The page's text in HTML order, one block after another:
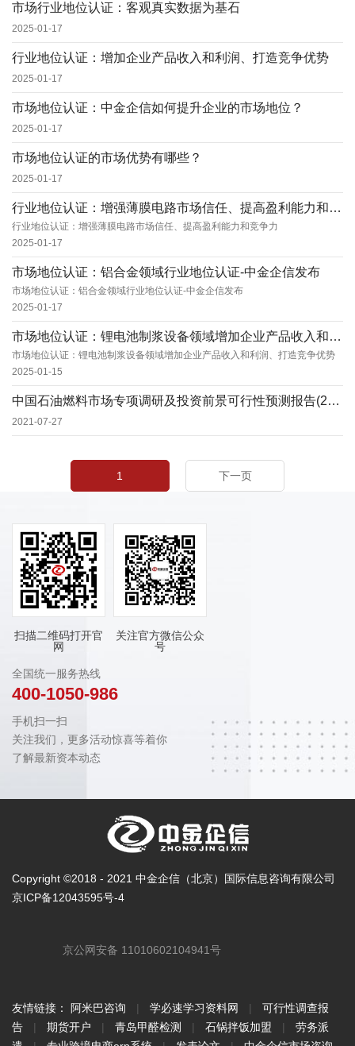
市场行业地位认证：客观真实数据为基石
2025-01-17
行业地位认证：增加企业产品收入和利润、打造竞争优势
2025-01-17
市场地位认证：中金企信如何提升企业的市场地位？
2025-01-17
市场地位认证的市场优势有哪些？
2025-01-17
行业地位认证：增强薄膜电路市场信任、提高盈利能力和竞争力
行业地位认证：增强薄膜电路市场信任、提高盈利能力和竞争力
2025-01-17
市场地位认证：铝合金领域行业地位认证-中金企信发布
市场地位认证：铝合金领域行业地位认证-中金企信发布
2025-01-17
市场地位认证：锂电池制浆设备领域增加企业产品收入和利润、打造竞争优势
市场地位认证：锂电池制浆设备领域增加企业产品收入和利润、打造竞争优势
2025-01-15
中国石油燃料市场专项调研及投资前景可行性预测报告(2021定制版)
2021-07-27
1 下一页
扫描二维码打开官
网
关注官方微信公众
号
全国统一服务热线
400-1050-986
手机扫一扫
关注我们，更多活动惊喜等着你
了解最新资本动态
Copyright ©2018 - 2021 中金企信（北京）国际信息咨询有限公司
京ICP备12043595号-4
京公网安备 11010602104941号
友情链接： 阿米巴咨询 | 学必速学习资料网 |
可行性调查报
告
| 期货开户 | 青岛甲醛检测 | 石锅拌饭加盟 |
劳务派